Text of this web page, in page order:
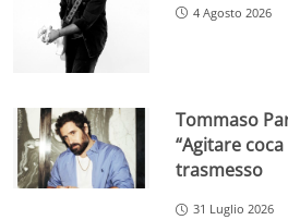
4 Agosto 2026
Tommaso
“Agitare
trasmesso
31 Luglio 2026